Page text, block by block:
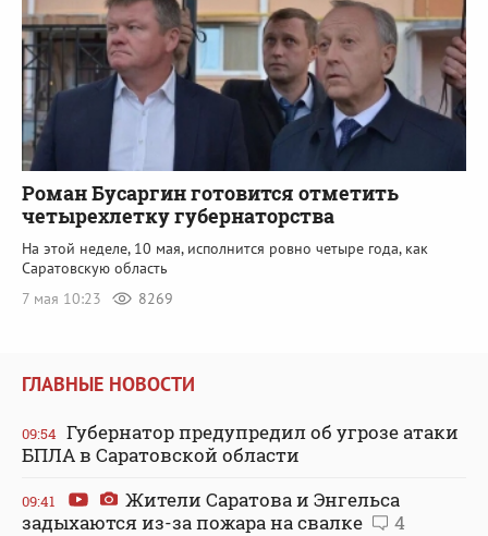
Роман Бусаргин готовится отметить
четырехлетку губернаторства
На этой неделе, 10 мая, исполнится ровно четыре года, как
Саратовскую область
7 мая 10:23
8269
ГЛАВНЫЕ НОВОСТИ
09:54 Губернатор предупредил об угрозе атаки
БПЛА в Саратовской области
09:41
Жители Саратова и Энгельса
задыхаются из-за пожара на свалке
4